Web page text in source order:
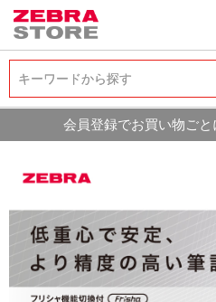
キーワードから探す
キーワードから探す
会員登録でお買い物ごと